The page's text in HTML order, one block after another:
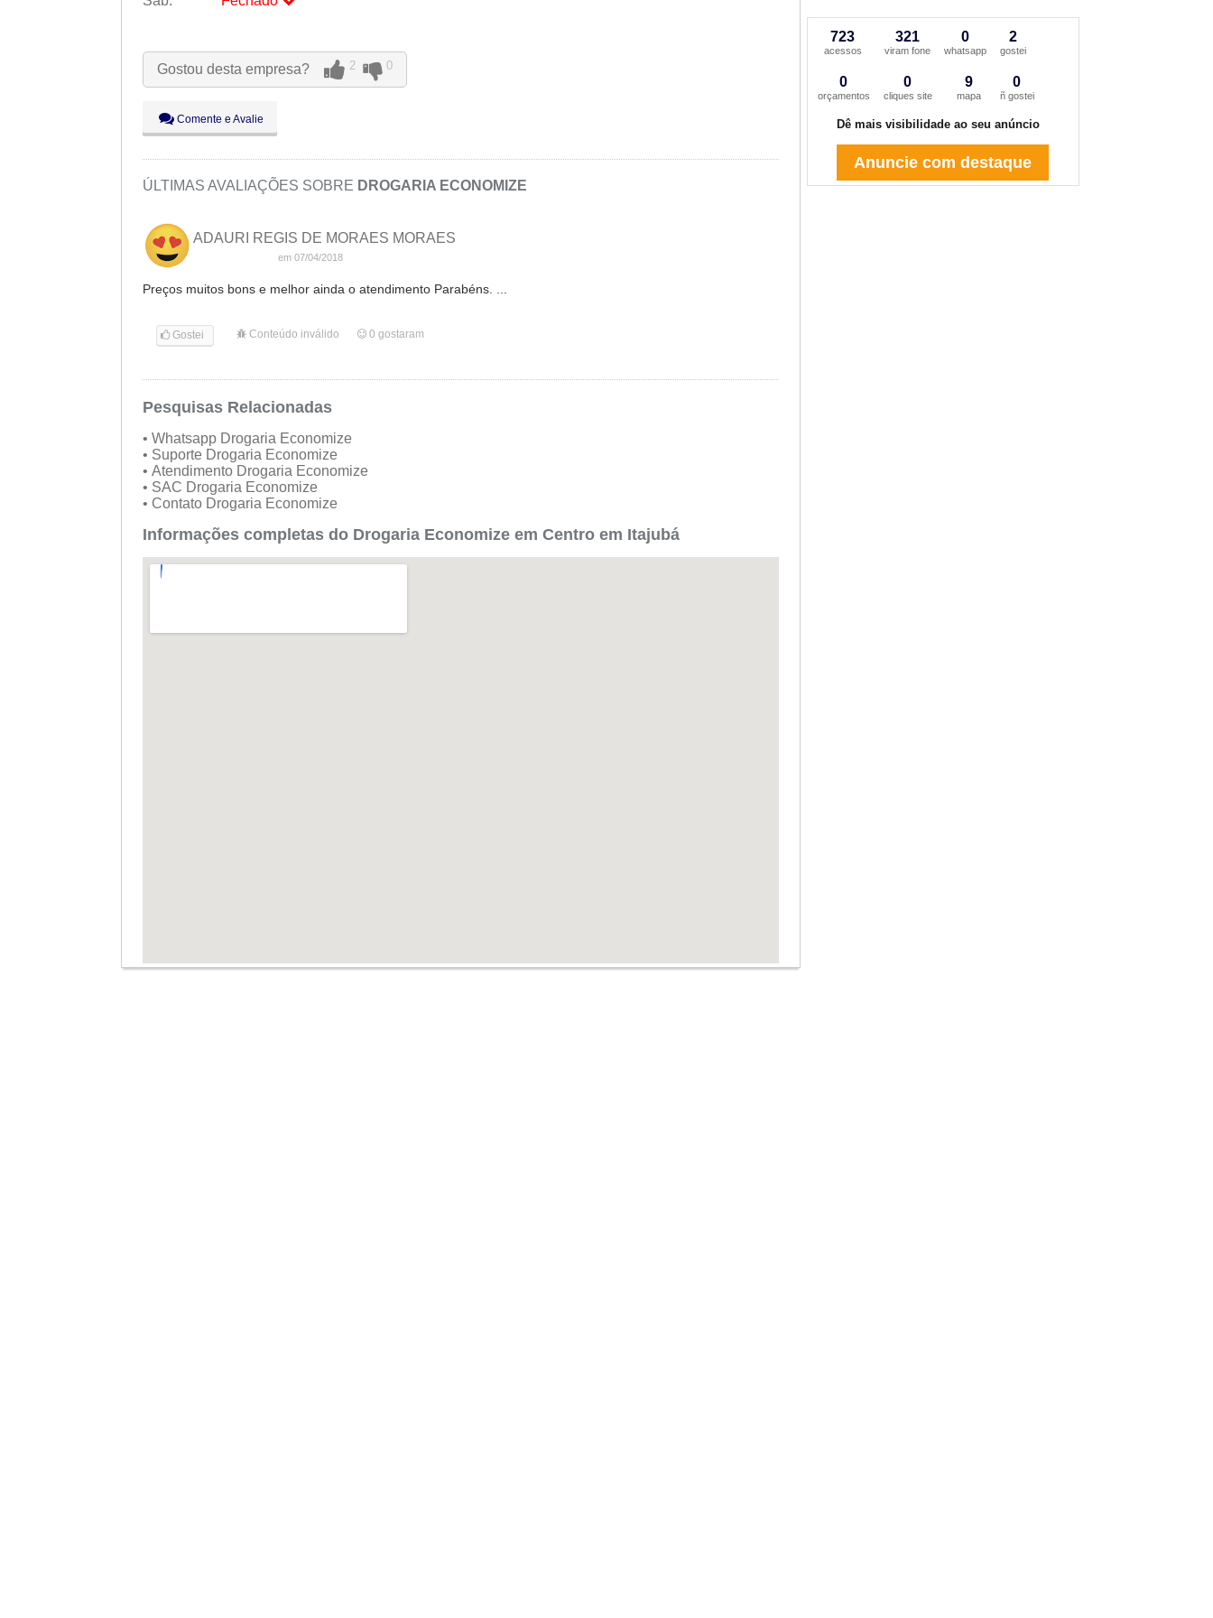
Ter:
09:00 - 18:00
Qua:
09:00 - 18:00
Sex:
09:00 - 18:00
Sáb:
Fechado
Dom:
Fechado
Gostou desta empresa? 2 0
Comente e Avalie
ÚLTIMAS AVALIAÇÕES SOBRE DROGARIA ECONOMIZE
ADAURI REGIS DE MORAES MORAES
em 07/04/2018
Preços muitos bons e melhor ainda o atendimento Parabéns. ...
Gostei Conteúdo inválido 0 gostaram
Pesquisas Relacionadas
• Whatsapp Drogaria Economize
• Suporte Drogaria Economize
• Atendimento Drogaria Economize
• SAC Drogaria Economize
• Contato Drogaria Economize
Informações completas do Drogaria Economize em Centro em Itajubá
723
acessos
321
viram fone
0
whatsapp
2
gostei
0
orçamentos
0
cliques site
9
mapa
0
ñ gostei
Dê mais visibilidade ao seu anúncio
Anuncie com destaque